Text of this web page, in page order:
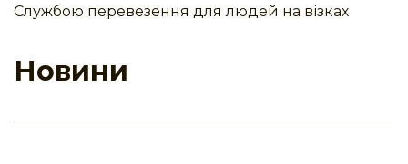
Службою перевезення для людей на візках
Новини